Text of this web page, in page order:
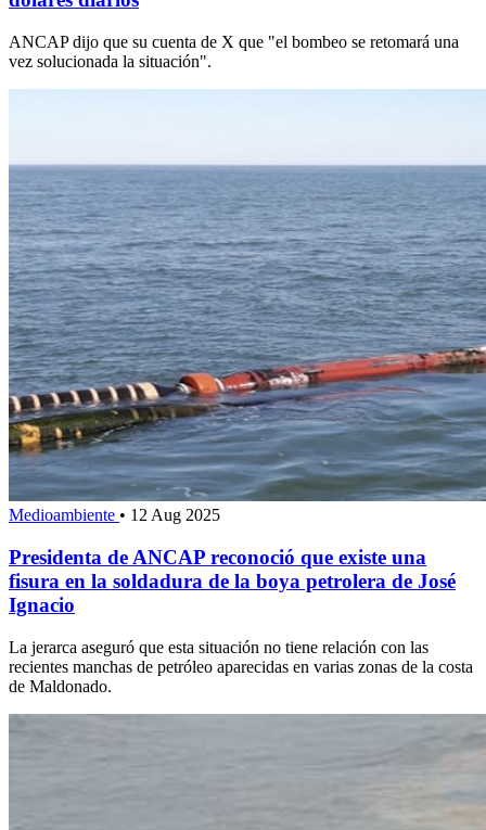
ANCAP dijo que su cuenta de X que "el bombeo se retomará una
vez solucionada la situación".
Medioambiente • 12 Aug 2025
Presidenta de ANCAP reconoció que existe una
fisura en la soldadura de la boya petrolera de José
Ignacio
La jerarca aseguró que esta situación no tiene relación con las
recientes manchas de petróleo aparecidas en varias zonas de la costa
de Maldonado.